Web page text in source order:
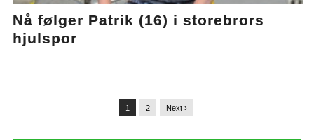
Nå følger Patrik (16) i storebrors
hjulspor
1 2 Next ›